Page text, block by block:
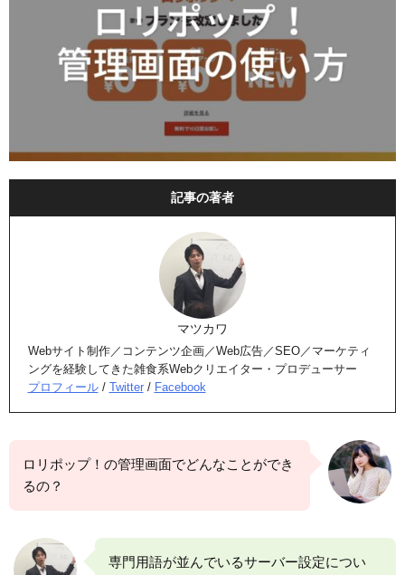
記事の著者
マツカワ
Webサイト制作／コンテンツ企画／Web広告／SEO／マーケティ
ングを経験してきた雑食系Webクリエイター・プロデューサー
プロフィール/ Twitter/ Facebook
ロリポップ！の管理画面でどんなことができ
るの？
専門用語が並んでいるサーバー設定につい